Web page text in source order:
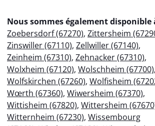
Nous sommes également disponible
Zoebersdorf (67270), Zittersheim
Zinswiller (67110), Zellwiller (67140),
Zeinheim (67310), Zehnacker (67310),
Wolxheim (67120), Wolschheim (67700),
Wolfskirchen (67260), Wolfisheim
Wœrth (67360), Wiwersheim (67370),
Wittisheim (67820), Wittersheim
Witternheim (67230), Wissembourg